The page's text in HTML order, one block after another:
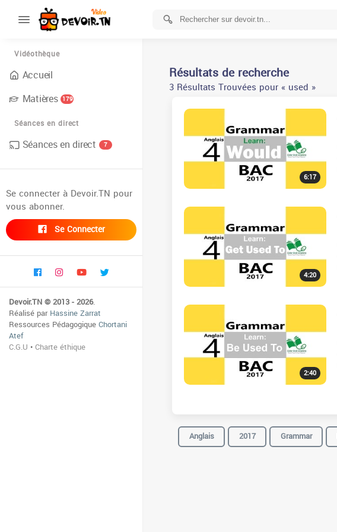
Vidéothèque
Accueil
Matières 179
Séances en direct
Séances en direct 7
Se connecter à Devoir.TN pour
vous abonner.
Se Connecter
Devoir.TN © 2013 - 2026.
Réalisé parHassine Zarrat
Ressources PédagogiqueChortani
Atef
C.G.U •Charte éthique
Résultats de recherche
3 Résultats Trouvées pour « used »
6:17
4:20
2:40
Anglais 2017 Grammar